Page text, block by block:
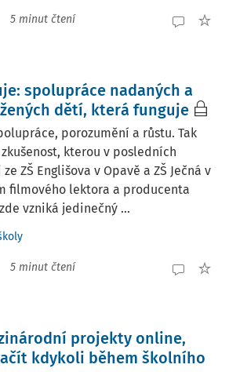
5 minut čtení
spolupráce nadaných a
dětí, která funguje
porozumění a růstu. Tak
kterou v posledních
ZŠ Englišova v Opavě a ZŠ Ječná v
filmového lektora a producenta
vzniká jedinečný ...
5 minut čtení
projekty online,
kdykoli během školního